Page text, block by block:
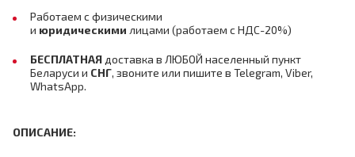
Работаем с физическими
и юридическими лицами (работаем с НДС-20%)
БЕСПЛАТНАЯ доставка в ЛЮБОЙ населенный пункт
Беларуси и СНГ, звоните или пишите в Telegram, Viber,
WhatsApp.
ОПИСАНИЕ: